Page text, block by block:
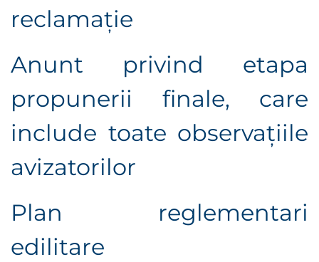
reclamație
Anunt privind etapa
propunerii finale, care
include toate observaţiile
avizatorilor
Plan reglementari
edilitare